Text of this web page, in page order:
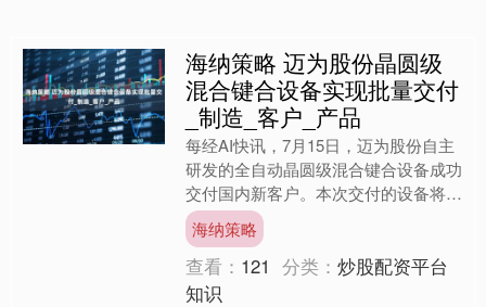
海纳策略 迈为股份晶圆级
混合键合设备实现批量交付
_制造_客户_产品
每经AI快讯，7月15日，迈为股份自主
研发的全自动晶圆级混合键合设备成功
交付国内新客户。本次交付的设备将助
力客户构建高效、先进的半导体产线，
显著优化产品制造成本....
海纳策略
查看： 121 分类：炒股配资平台
知识